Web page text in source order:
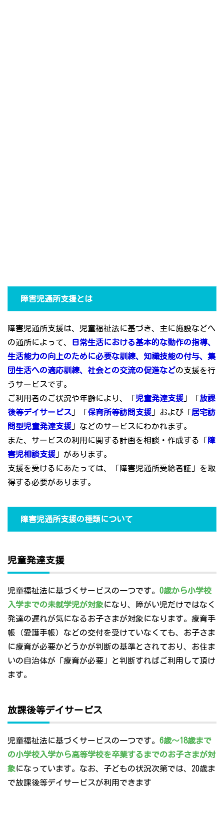
障害児通所支援とは
障害児通所支援は、児童福祉法に基づき、主に施設などへ
の通所によって、
日常生活における基本的な動作の指導、
生活能力の向上のために必要な訓練、知識技能の付与、集
団生活への適応訓練、社会との交流の促進などの支援を行
うサービスです。
ご利用者のご状況や年齢により、「児童発達支援 」「放課
後等デイサービス 」「保育所等訪問支援 」および「居宅訪
問型児童発達支援 」などのサービスにわかれます。
また、サービスの利用に関する計画を相談・作成する「障
害児相談支援 」があります。
支援を受けるにあたっては、「障害児通所受給者証」を取
得する必要があります。
障害児通所支援の種類について
児童発達支援
児童福祉法に基づくサービスの一つです。 0歳から小学校
入学までの未就学児が対象になり、障がい児だけではなく
発達の遅れが気になるお子さまが対象になります。療育手
帳（愛護手帳）などの交付を受けていなくても、お子さま
に療育が必要かどうかが判断の基準とされており、お住ま
いの自治体が「療育が必要」と判断すればご利用して頂け
ます。
放課後等デイサービス
児童福祉法に基づくサービスの一つです。 6歳～18歳まで
の小学校入学から高等学校を卒業するまでのお子さまが対
象になっています。なお、子どもの状況次第では、20歳ま
で放課後等デイサービスが利用できます